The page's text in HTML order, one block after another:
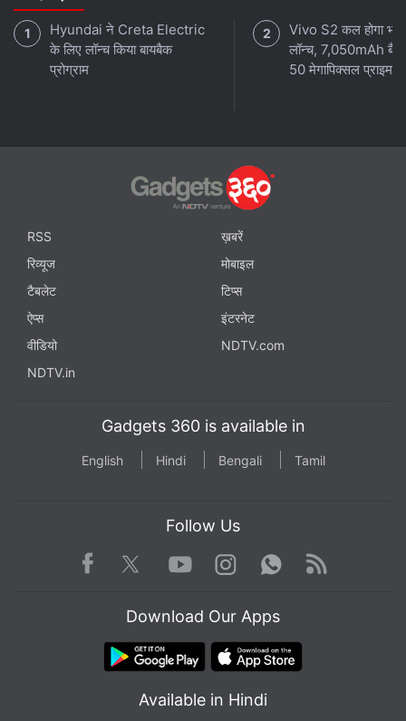
Hyundai ने Creta Electric
के लिए लॉन्च किया बायबैक
प्रोग्राम
Vivo S2 कल होगा
लॉन्च, 7,050mAh
50 मेगापिक्सल
RSS
ख़बरें
रिव्यूज
मोबाइल
टैबलेट
टिप्स
ऐप्स
इंटरनेट
वीडियो
NDTV.com
NDTV.in
Gadgets 360 is available in
English Hindi Bengali Tamil
Follow Us
Facebook TwitterYoutube
Instagram WhatsApp
Rss
Download Our Apps
Available in Hindi